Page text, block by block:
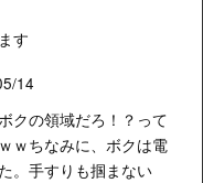
す
14
クの領域だろ！？って
ｗちなみに、ボクは電
。手すりも掴まない